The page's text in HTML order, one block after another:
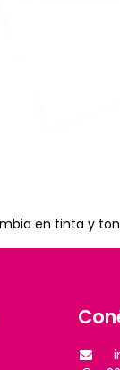
en tinta y